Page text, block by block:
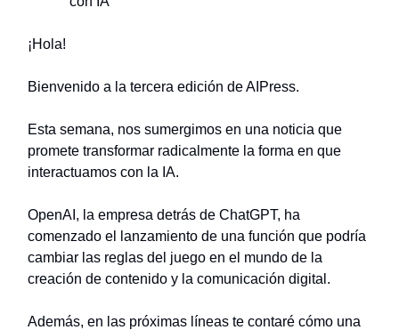
¡Hola!
Bienvenido a la tercera edición de AIPress.
Esta semana, nos sumergimos en una noticia que
promete transformar radicalmente la forma en que
interactuamos con la IA.
OpenAI, la empresa detrás de ChatGPT, ha
comenzado el lanzamiento de una función que podría
cambiar las reglas del juego en el mundo de la
creación de contenido y la comunicación digital.
Además, en las próximas líneas te contaré cómo una